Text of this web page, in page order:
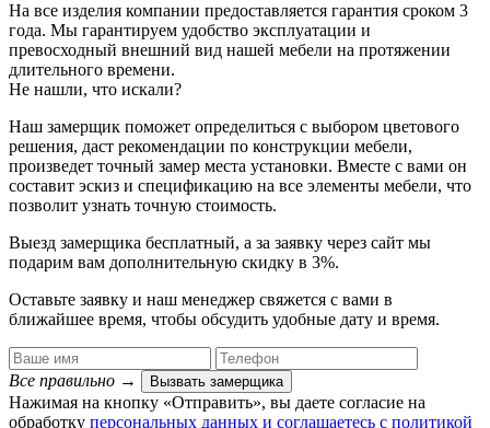
На все изделия компании предоставляется гарантия сроком 3
года. Мы гарантируем удобство эксплуатации и
превосходный внешний вид нашей мебели на протяжении
длительного времени.
Не нашли, что искали?
Наш замерщик поможет определиться с выбором цветового
решения, даст рекомендации по конструкции мебели,
произведет точный замер места установки. Вместе с вами он
составит эскиз и спецификацию на все элементы мебели, что
позволит узнать точную стоимость.
Выезд замерщика бесплатный, а за заявку через сайт мы
подарим вам дополнительную скидку в 3%.
Оставьте заявку и наш менеджер свяжется с вами в
ближайшее время, чтобы обсудить удобные дату и время.
Все правильно → Вызвать замерщика
Нажимая на кнопку «Отправить», вы даете согласие на
обработку персональных данных​ и соглашаетесь c политикой